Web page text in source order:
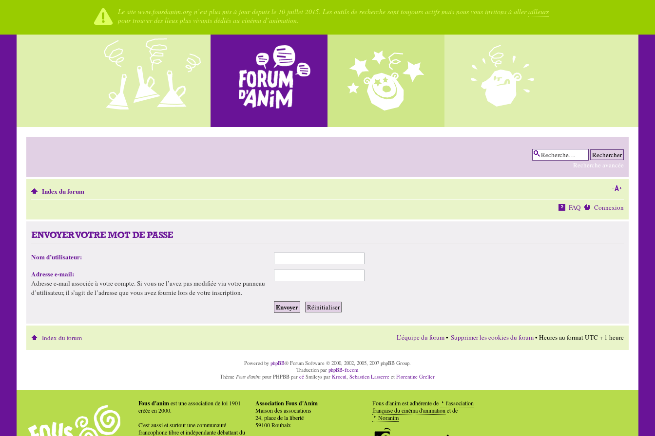
Le site www.fousdanim.org n’est plus mis à jour depuis le 10 juillet 2015. Les outils de recherche sont toujours actifs mais nous vous invitons à allerailleurs
pour trouver des lieux plus vivants dédiés au cinéma d’animation.
Recherche avancée
Index du forum
FAQ Connexion
ENVOYER VOTRE MOT DE PASSE
Nom d’utilisateur:
Adresse e-mail:
Adresse e-mail associée à votre compte. Si vous ne l’avez pas modifiée via votre panneau
d’utilisateur, il s’agit de l’adresse que vous avez fournie lors de votre inscription.
Index du forum L’équipe du forum• Supprimer les cookies du forum• Heures au format UTC + 1 heure
Powered by phpBB® Forum Software © 2000, 2002, 2005, 2007 phpBB Group.
Traduction parphpBB-fr.com
Thème Fous d'anim pour PHPBB parcé Smileys parKrocui ,Sebastien Lasserre etFlorentine Grelier
Fous d'animest une association de loi 1901
créée en 2000.
C'est aussi et surtout une communauté
francophone libre et indépendante débattant du
Association Fous d'Anim
Maison des associations
24, place de la liberté
59100 Roubaix
Fous d'anim est adhérente de
l'association
française du cinéma d'animation et de
Noranim